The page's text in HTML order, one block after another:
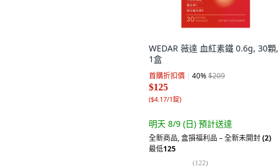
WEDAR 薇達 血紅素鐵 0.6g, 30顆,
1盒
首購折扣價 40%$209
$125
($4.17/1錠)
明天 8/9 (日) 預計送達
全新商品,盒損福利品 – 全新未開封(2)
最低125
(122)